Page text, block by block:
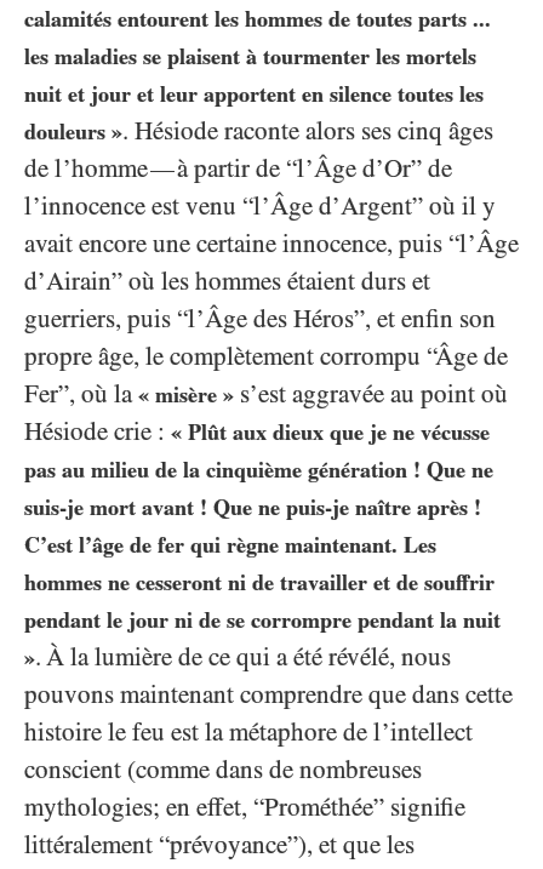
calamités entourent les hommes de toutes parts ...
les maladies se plaisent à tourmenter les mortels
nuit et jour et leur apportent en silence toutes les
douleurs ». Hésiode raconte alors ses cinq âges
de l’homme—à partir de “l’Âge d’Or” de
l’innocence est venu “l’Âge d’Argent” où il y
avait encore une certaine innocence, puis “l’Âge
d’Airain” où les hommes étaient durs et
guerriers, puis “l’Âge des Héros”, et enfin son
propre âge, le complètement corrompu “Âge de
Fer”, où la« misère » s’est aggravée au point où
Hésiode crie : « Plût aux dieux que je ne vécusse
pas au milieu de la cinquième génération ! Que ne
suis-je mort avant ! Que ne puis-je naître après !
C’est l’âge de fer qui règne maintenant. Les
hommes ne cesseront ni de travailler et de souffrir
pendant le jour ni de se corrompre pendant la nuit
». À la lumière de ce qui a été révélé, nous
pouvons maintenant comprendre que dans cette
histoire le feu est la métaphore de l’intellect
conscient (comme dans de nombreuses
mythologies; en effet, “Prométhée” signifie
littéralement “prévoyance”), et que les